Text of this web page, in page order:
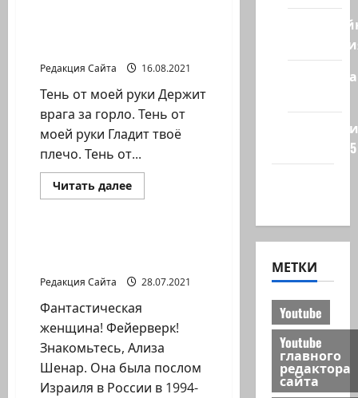
Редакция Сайта 16.08.2021
Тень от моей руки Держит
врага за горло. Тень от
моей руки Гладит твоё
плечо. Тень от...
Читать далееПрочитать
больше
руки
Литературная гостиная
Редакция Сайта 28.07.2021
Фантастическая
женщина! Фейерверк!
Знакомьтесь, Ализа
Шенар. Она была послом
Израиля в России в 1994-
Полемика
сайта 2025
МЕТКИ
Youtube
Youtube
главного
редактора
сайта